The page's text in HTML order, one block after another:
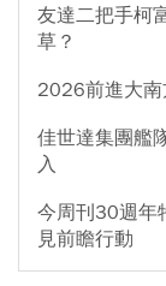
友達二把手柯
草？
2026前進大南
佳世達集團艦
入
今周刊30週年
見前瞻行動